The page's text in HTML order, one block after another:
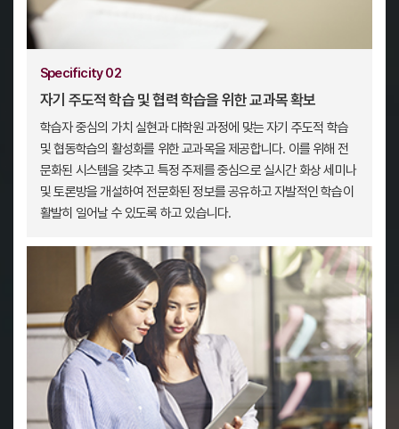
Specificity 02
자기 주도적 학습 및 협력 학습을 위한 교과목 확보
학습자 중심의 가치 실현과 대학원 과정에 맞는 자기 주도적 학습
및 협동학습의 활성화를 위한 교과목을 제공합니다. 이를 위해 전
문화된 시스템을 갖추고 특정 주제를 중심으로 실시간 화상 세미나
및 토론방을 개설하여 전문화된 정보를 공유하고 자발적인 학습이
활발히 일어날 수 있도록 하고 있습니다.